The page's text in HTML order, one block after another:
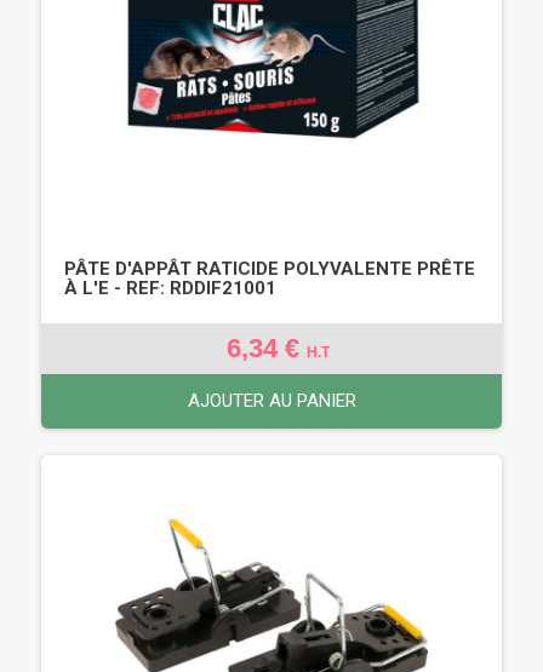
PÂTE D'APPÂT RATICIDE POLYVALENTE PRÊTE
À L'E - REF: RDDIF21001
6,34 € H.T
AJOUTER AU PANIER